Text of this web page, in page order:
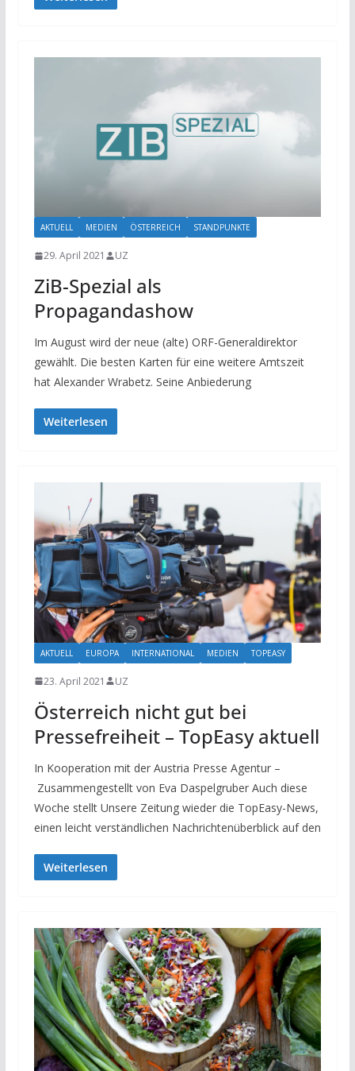
AKTUELL MEDIEN ÖSTERREICH STANDPUNKTE
29. April 2021 UZ
ZiB-Spezial als
Propagandashow
Im August wird der neue (alte) ORF-Generaldirektor
gewählt. Die besten Karten für eine weitere Amtszeit
hat Alexander Wrabetz. Seine Anbiederung
Weiterlesen
AKTUELL EUROPA INTERNATIONAL MEDIEN TOPEASY
23. April 2021 UZ
Österreich nicht gut bei
Pressefreiheit – TopEasy aktuell
In Kooperation mit der Austria Presse Agentur –
Zusammengestellt von Eva Daspelgruber Auch diese
Woche stellt Unsere Zeitung wieder die TopEasy-News,
einen leicht verständlichen Nachrichtenüberblick auf den
Weiterlesen